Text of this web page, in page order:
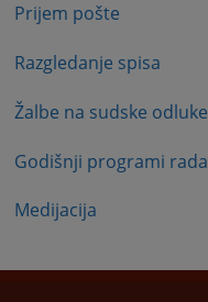
Prijem pošte
Razgledanje spisa
Žalbe na sudske odluke
Godišnji programi rada
Medijacija